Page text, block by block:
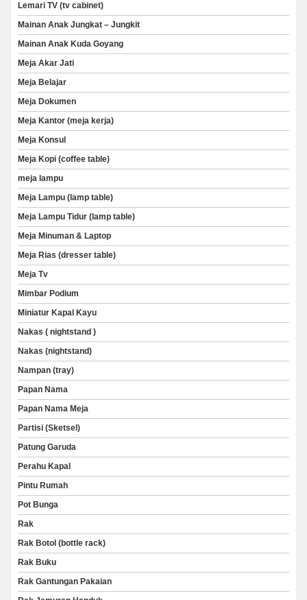
Lemari TV (tv cabinet)
Mainan Anak Jungkat – Jungkit
Mainan Anak Kuda Goyang
Meja Akar Jati
Meja Belajar
Meja Dokumen
Meja Kantor (meja kerja)
Meja Konsul
Meja Kopi (coffee table)
meja lampu
Meja Lampu (lamp table)
Meja Lampu Tidur (lamp table)
Meja Minuman & Laptop
Meja Rias (dresser table)
Meja Tv
Mimbar Podium
Miniatur Kapal Kayu
Nakas ( nightstand )
Nakas (nightstand)
Nampan (tray)
Papan Nama
Papan Nama Meja
Partisi (Sketsel)
Patung Garuda
Perahu Kapal
Pintu Rumah
Pot Bunga
Rak
Rak Botol (bottle rack)
Rak Buku
Rak Gantungan Pakaian